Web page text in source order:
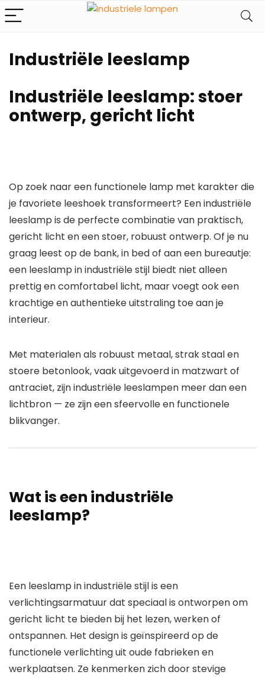
Industriële leeslamp
Industriële leeslamp: stoer
ontwerp, gericht licht
Op zoek naar een functionele lamp met karakter die
je favoriete leeshoek transformeert? Eenindustriële
leeslamp is de perfecte combinatie van praktisch,
gericht licht en een stoer, robuust ontwerp. Of je nu
graag leest op de bank, in bed of aan een bureautje:
een leeslamp in industriële stijl biedt niet alleen
prettig en comfortabel licht, maar voegt ook een
krachtige en authentieke uitstraling toe aan je
interieur.
Met materialen als robuust metaal, strakstaalen
stoere betonlook, vaak uitgevoerd in matzwart of
antraciet, zijnindustriële leeslampen meer dan een
lichtbron — ze zijn een sfeervolle en functionele
blikvanger.
Wat is een industriële
leeslamp?
Een leeslamp in industriële stijlis een
verlichtingsarmatuurdat speciaal is ontworpen om
gericht licht te bieden bij het lezen, werken of
ontspannen. Het design is geïnspireerd op de
functionele verlichting uit oude fabrieken en
werkplaatsen. Ze kenmerken zich door stevige